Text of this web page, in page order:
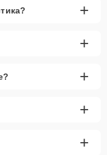
+
+
+
+
+